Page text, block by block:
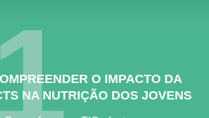
O IMPACTO DA
NA NUTRIÇÃO DOS JOVENS